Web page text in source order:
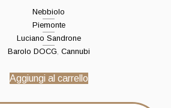
Nebbiolo
Piemonte
Luciano Sandrone
Barolo DOCG, Cannubi
Aggiungi al carrello